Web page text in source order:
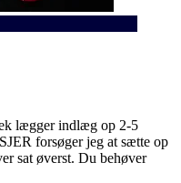
lægger indlæg op 2-5
forsøger jeg at sætte op
sat øverst. Du behøver